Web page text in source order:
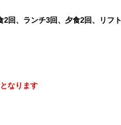
回、ランチ3回、夕食2回、リフト
なります